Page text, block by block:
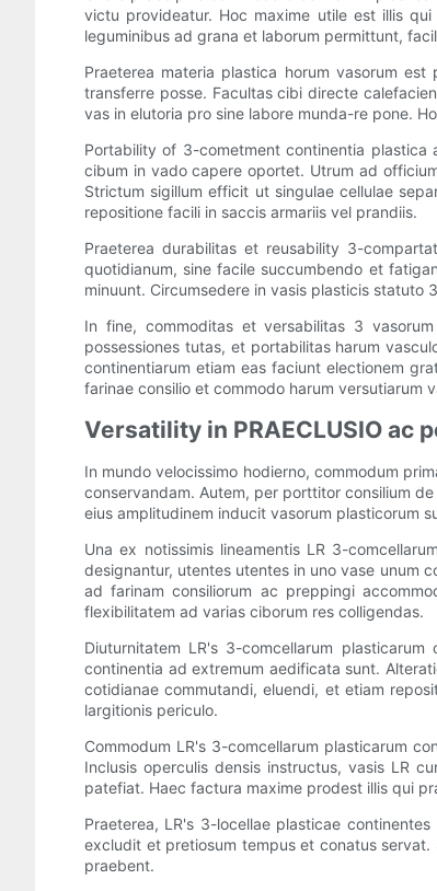
victu provideatur. Hoc maxime utile est illis
leguminibus ad grana et laborum permittunt,
Praeterea materia plastica horum vasorum
transferre posse. Facultas cibi directe
vas in elutoria pro sine labore munda-re pone.
Portability of 3-cometment continentia plastica
cibum in vado capere oportet. Utrum ad
Strictum sigillum efficit ut singulae cellulae
repositione facili in saccis armariis vel prandiis.
Praeterea durabilitas et reusability 3-
quotidianum, sine facile succumbendo et
minuunt. Circumsedere in vasis plasticis statuto
In fine, commoditas et versabilitas 3
possessiones tutas, et portabilitas harum
continentiarum etiam eas faciunt electionem
farinae consilio et commodo harum versutiarum
Versatility in PRAECLUSIO
In mundo velocissimo hodierno, commodum
conservandam. Autem, per porttitor consilium
eius amplitudinem inducit vasorum plasticorum
Una ex notissimis lineamentis LR 3-
designantur, utentes utentes in uno vase unum
ad farinam consiliorum ac preppingi
flexibilitatem ad varias ciborum res colligendas.
Diuturnitatem LR's 3-comcellarum
continentia ad extremum aedificata sunt.
cotidianae commutandi, eluendi, et etiam
largitionis periculo.
Commodum LR's 3-comcellarum plasticarum
Inclusis operculis densis instructus, vasis LR
patefiat. Haec factura maxime prodest illis qui
Praeterea, LR's 3-locellae plasticae
excludit et pretiosum tempus et conatus
praebent.